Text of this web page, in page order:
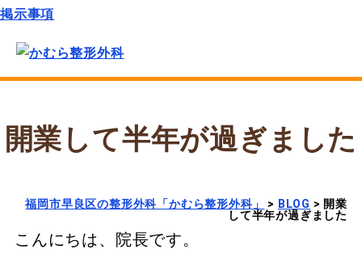
掲示事項
開業して半年が過ぎました
福岡市早良区の整形外科「かむら整形外科」 > BLOG > 開業
して半年が過ぎました
こんにちは、院長です。